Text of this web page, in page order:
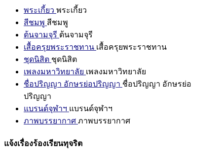
พระเกี้ยว พระเกี้ยว
สีชมพู สีชมพู
ต้นจามจุรี ต้นจามจุรี
เสื้อครุยพระราชทาน เสื้อครุยพระราชทาน
ชุดนิสิต ชุดนิสิต
เพลงมหาวิทยาลัย เพลงมหาวิทยาลัย
ชื่อปริญญา อักษรย่อปริญญา ชื่อปริญญา อักษรย่อ
ปริญญา
แบรนด์จุฬาฯ แบรนด์จุฬาฯ
ภาพบรรยากาศ ภาพบรรยากาศ
แจ้งเรื่องร้องเรียนทุจริต